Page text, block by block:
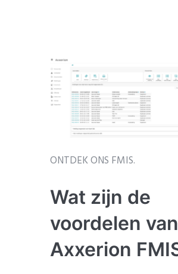
ONTDEK ONS FMIS.
Wat zijn de
voordelen van
Axxerion